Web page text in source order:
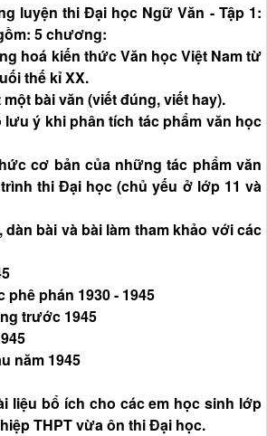
luyện thi Đại học Ngữ Văn - Tập 1:
5 chương:
hoá kiến thức Văn học Việt Nam từ
thế kỉ XX.
bài văn (viết đúng, viết hay).
ý khi phân tích tác phẩm văn học
cơ bản của những tác phẩm văn
thi Đại học (chủ yếu ở lớp 11 và
bài và bài làm tham khảo với các
phán 1930 - 1945
trước 1945
năm 1945
liệu bổ ích cho các em học sinh lớp
THPT vừa ôn thi Đại học.